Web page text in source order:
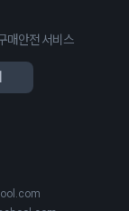
매안전 서비스